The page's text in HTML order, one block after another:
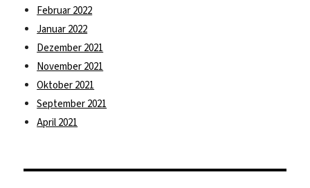
Februar 2022
Januar 2022
Dezember 2021
November 2021
Oktober 2021
September 2021
April 2021